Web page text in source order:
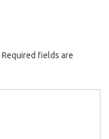
Required fields are